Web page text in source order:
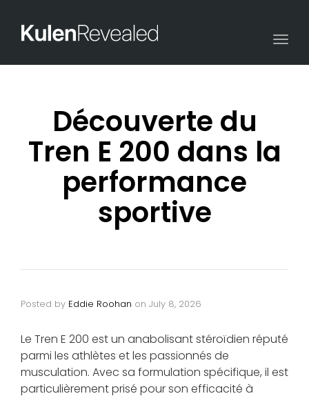
Découverte du
Tren E 200 dans la
performance
sportive
Posted by Eddie Roohan on July 8, 2026
Le Tren E 200 est un anabolisant stéroïdien réputé
parmi les athlètes et les passionnés de
musculation. Avec sa formulation spécifique, il est
particulièrement prisé pour son efficacité à